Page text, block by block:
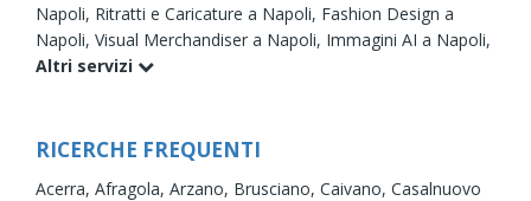
Napoli, Ritratti e Caricature a Napoli, Fashion Design a
Napoli, Visual Merchandiser a Napoli, Immagini AI a Napoli,
Altri servizi
RICERCHE FREQUENTI
Acerra, Afragola, Arzano, Brusciano, Caivano, Casalnuovo